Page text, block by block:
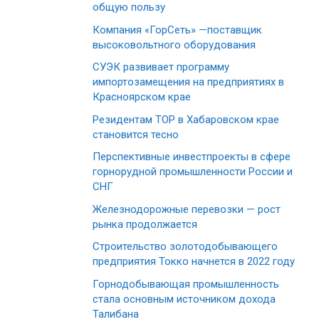
общую пользу
Компания «ГорСеть» —поставщик
высоковольтного оборудования
СУЭК развивает программу
импортозамещения на предприятиях в
Красноярском крае
Резидентам ТОР в Хабаровском крае
становится тесно
Перспективные инвестпроекты в сфере
горнорудной промышленности России и
СНГ
Железнодорожные перевозки — рост
рынка продолжается
Строительство золотодобывающего
предприятия Токко начнется в 2022 году
Горнодобывающая промышленность
стала основным источником дохода
Талибана